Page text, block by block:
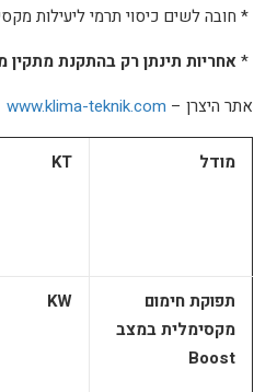
* חובה לשים כיסוי תרמי ליעילות
*אחריות תינתן רק בהתקנת מתקין
אתר היצרן – www.klima-teknik.com
מודל KT
תפוקת חימום
מקסימלית במצב
Boost
KW